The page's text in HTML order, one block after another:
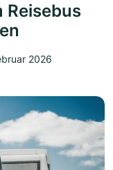
Reisebus
2026